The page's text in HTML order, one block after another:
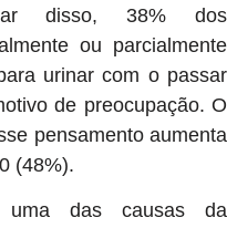
disso, 38% dos
ou parcialmente
urinar com o passar
de preocupação. O
pensamento aumenta
(48%).
uma das causas da